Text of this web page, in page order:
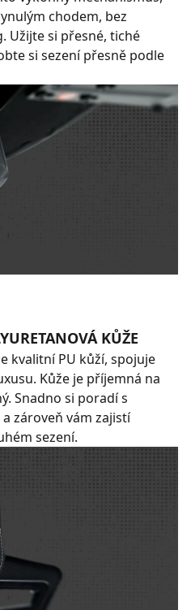
chodem, bez
Užijte si přesné, tiché
si sezení přesně podle
KŮŽE
kvalitní PU kůží, spojuje
Kůže je příjemná na
Snadno si poradí s
zároveň vám zajistí
sezení.